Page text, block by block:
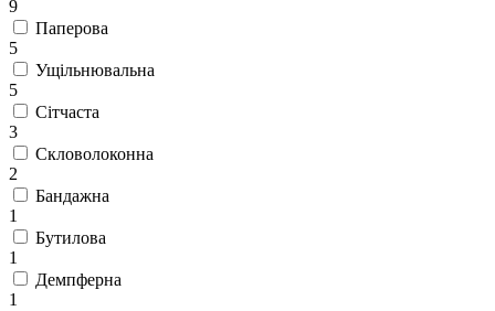
9
Паперова
5
Ущільнювальна
5
Сітчаста
3
Скловолоконна
2
Бандажна
1
Бутилова
1
Демпферна
1